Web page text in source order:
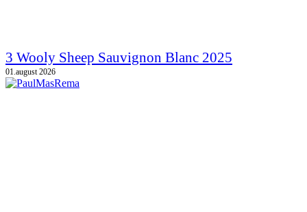
3 Wooly Sheep Sauvignon Blanc 2025
01.august 2026